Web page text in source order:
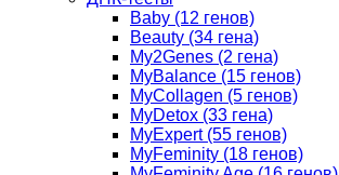
Baby (12 генов)
Beauty (34 гена)
My2Genes (2 гена)
MyBalance (15 генов)
MyCollagen (5 генов)
MyDetox (33 гена)
MyExpert (55 генов)
MyFeminity (18 генов)